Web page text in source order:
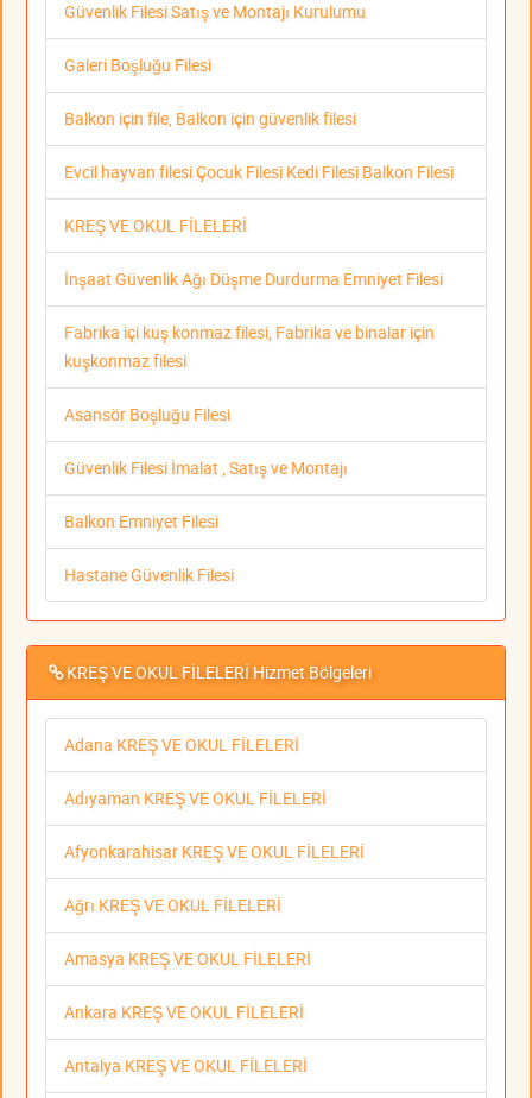
Güvenlik Filesi Satış ve Montajı Kurulumu
Galeri Boşluğu Filesi
Balkon için file, Balkon için güvenlik filesi
Evcil hayvan filesi Çocuk Filesi Kedi Filesi Balkon Filesi
KREŞ VE OKUL FİLELERİ
İnşaat Güvenlik Ağı Düşme Durdurma Emniyet Filesi
Fabrika içi kuş konmaz filesi, Fabrika ve binalar için
kuşkonmaz filesi
Asansör Boşluğu Filesi
Güvenlik Filesi İmalat , Satış ve Montajı
Balkon Emniyet Filesi
Hastane Güvenlik Filesi
KREŞ VE OKUL FİLELERİ Hizmet Bölgeleri
Adana KREŞ VE OKUL FİLELERİ
Adıyaman KREŞ VE OKUL FİLELERİ
Afyonkarahisar KREŞ VE OKUL FİLELERİ
Ağrı KREŞ VE OKUL FİLELERİ
Amasya KREŞ VE OKUL FİLELERİ
Ankara KREŞ VE OKUL FİLELERİ
Antalya KREŞ VE OKUL FİLELERİ